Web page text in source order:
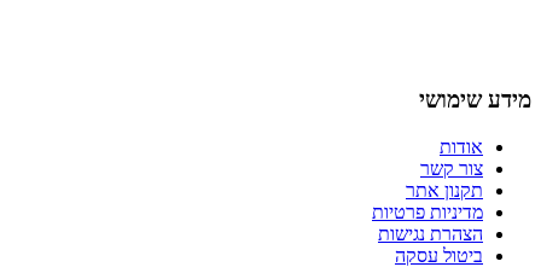
מידע שימושי
אודות
צור קשר
תקנון אתר
מדיניות פרטיות
הצהרת נגישות
ביטול עסקה